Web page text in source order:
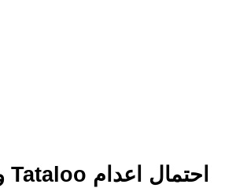
احتمال اعدام Tataloo وجود دارد؟